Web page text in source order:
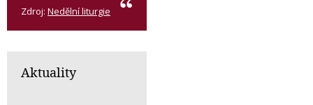
Zdroj: Nedělní liturgie
Aktuality